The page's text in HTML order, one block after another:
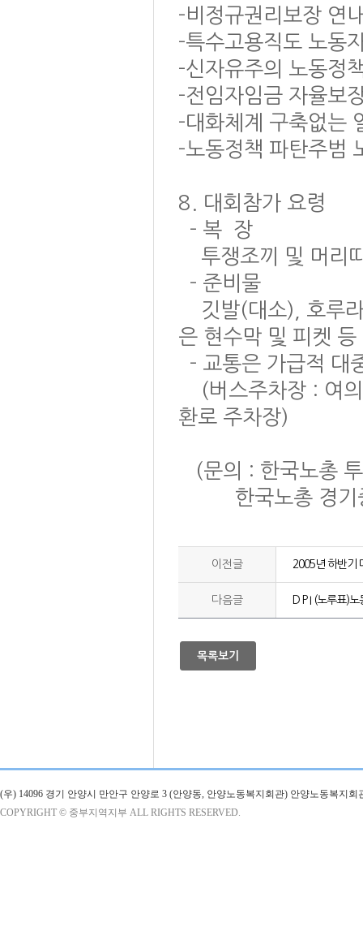
-비정규권리보장 연
-특수고용직도 노동
-신자유주의 노동정
-전임자임금 자율보
-대화체계 구축없는
-노동정책 파탄주범
8. 대회참가 요령
- 복 장
투쟁조끼 및 머리
- 준비물
깃발(대소), 호루라
은 현수막 및 피켓 등
- 교통은 가급적 대
(버스주차장 : 여의
환로 주차장)
(문의 : 한국노총
한국노총 경기
이전글 2005년 하반기
다음글 D P I (노루표)
목록보기
(우) 14096 경기 안양시 만안구 안양로 3 (안양동, 안양노동복지회관) 안양노동복지회
COPYRIGHT © 중부지역지부 ALL RIGHTS RESERVED.